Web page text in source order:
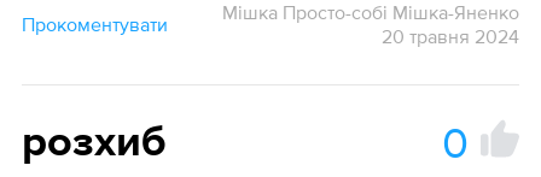
Прокоментувати
Мішка Просто-собі Мішка-Яненко
20 травня 2024
розхиб 0